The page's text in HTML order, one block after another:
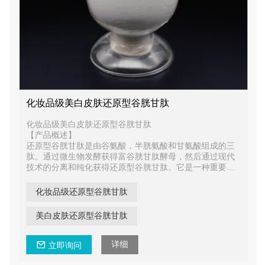
化妆品级美白皮肤还原型谷胱甘肽
化妆品级美白皮肤还原型谷胱甘肽
【产品概述】
还原型谷胱甘肽是由谷氨酸，半胱氨酸和甘氨酸组成的三
肽。通过微生物发酵获得富谷胱甘肽酵母，然后通过现代
技术的分离和纯化获得还原型谷胱甘肽。它是一种重要的
力，抗衰老，抗癌，抗辐射危害等多种功能。
化妆品级还原型谷胱甘肽
美白皮肤还原型谷胱甘肽
立即询问 详细